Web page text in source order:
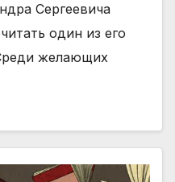
Сергеевича
один из его
желающих